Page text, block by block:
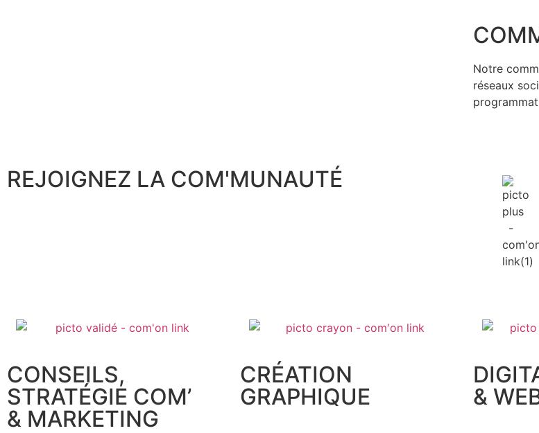
Notre
réseaux
REJOIGNEZ LA COM'MUNAUTÉ
CONSEILS,
STRATÉGIE COM’
& MARKETING
CRÉATION
GRAPHIQUE
&